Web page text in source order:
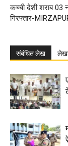
कच्ची देशी शराब
गिरफ्तार-
संबंधित लेख